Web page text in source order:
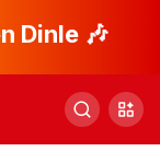
Dinle 🎶Paylaş